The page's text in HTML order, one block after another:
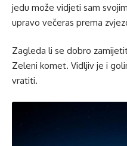
jedu može vidjeti sam
upravo večeras prema
Zagleda li se dobro
Zeleni komet. Vidljiv je i
vratiti.